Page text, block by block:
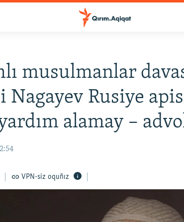
musulmanlar
Nagayev Rusiye
alamay –
VPN-siz oquñız